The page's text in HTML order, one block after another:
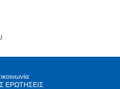
ΕΡΩΤΗΣΕΙΣ